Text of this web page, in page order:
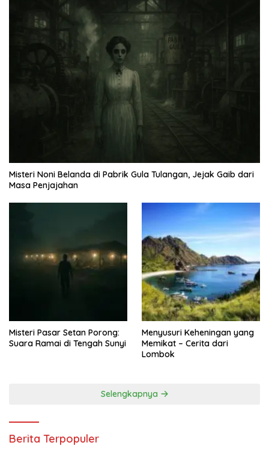
Misteri Noni Belanda di Pabrik Gula Tulangan, Jejak Gaib dari
Masa Penjajahan
Misteri Pasar Setan Porong:
Suara Ramai di Tengah Sunyi
Menyusuri Keheningan yang
Memikat – Cerita dari
Lombok
Selengkapnya
Berita Terpopuler